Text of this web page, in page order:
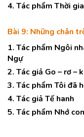
4. Tác phẩm Thời
Bài 9: Những chân
1. Tác phẩm Ngôi
Ngự
2. Tác giả Go – rơ –
3. Tác phẩm Tôi đã
4. Tác giả Tế hanh
5. Tác phẩm Nhớ